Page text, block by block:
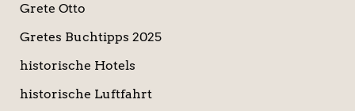
Grete Otto
Gretes Buchtipps 2025
historische Hotels
historische Luftfahrt